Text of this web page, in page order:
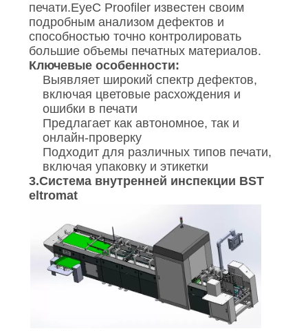
печати.EyeC Proofiler известен своим
подробным анализом дефектов и
способностью точно контролировать
большие объемы печатных материалов.
Ключевые особенности:
Выявляет широкий спектр дефектов,
включая цветовые расхождения и
ошибки в печати
Предлагает как автономное, так и
онлайн-проверку
Подходит для различных типов печати,
включая упаковку и этикетки
3.Система внутренней инспекции BST
eltromat